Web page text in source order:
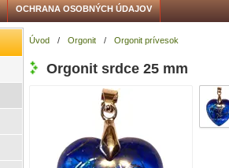
OCHRANA OSOBNÝCH ÚDAJOV
Úvod / Orgonit / Orgonit prívesok
Orgonit srdce 25 mm